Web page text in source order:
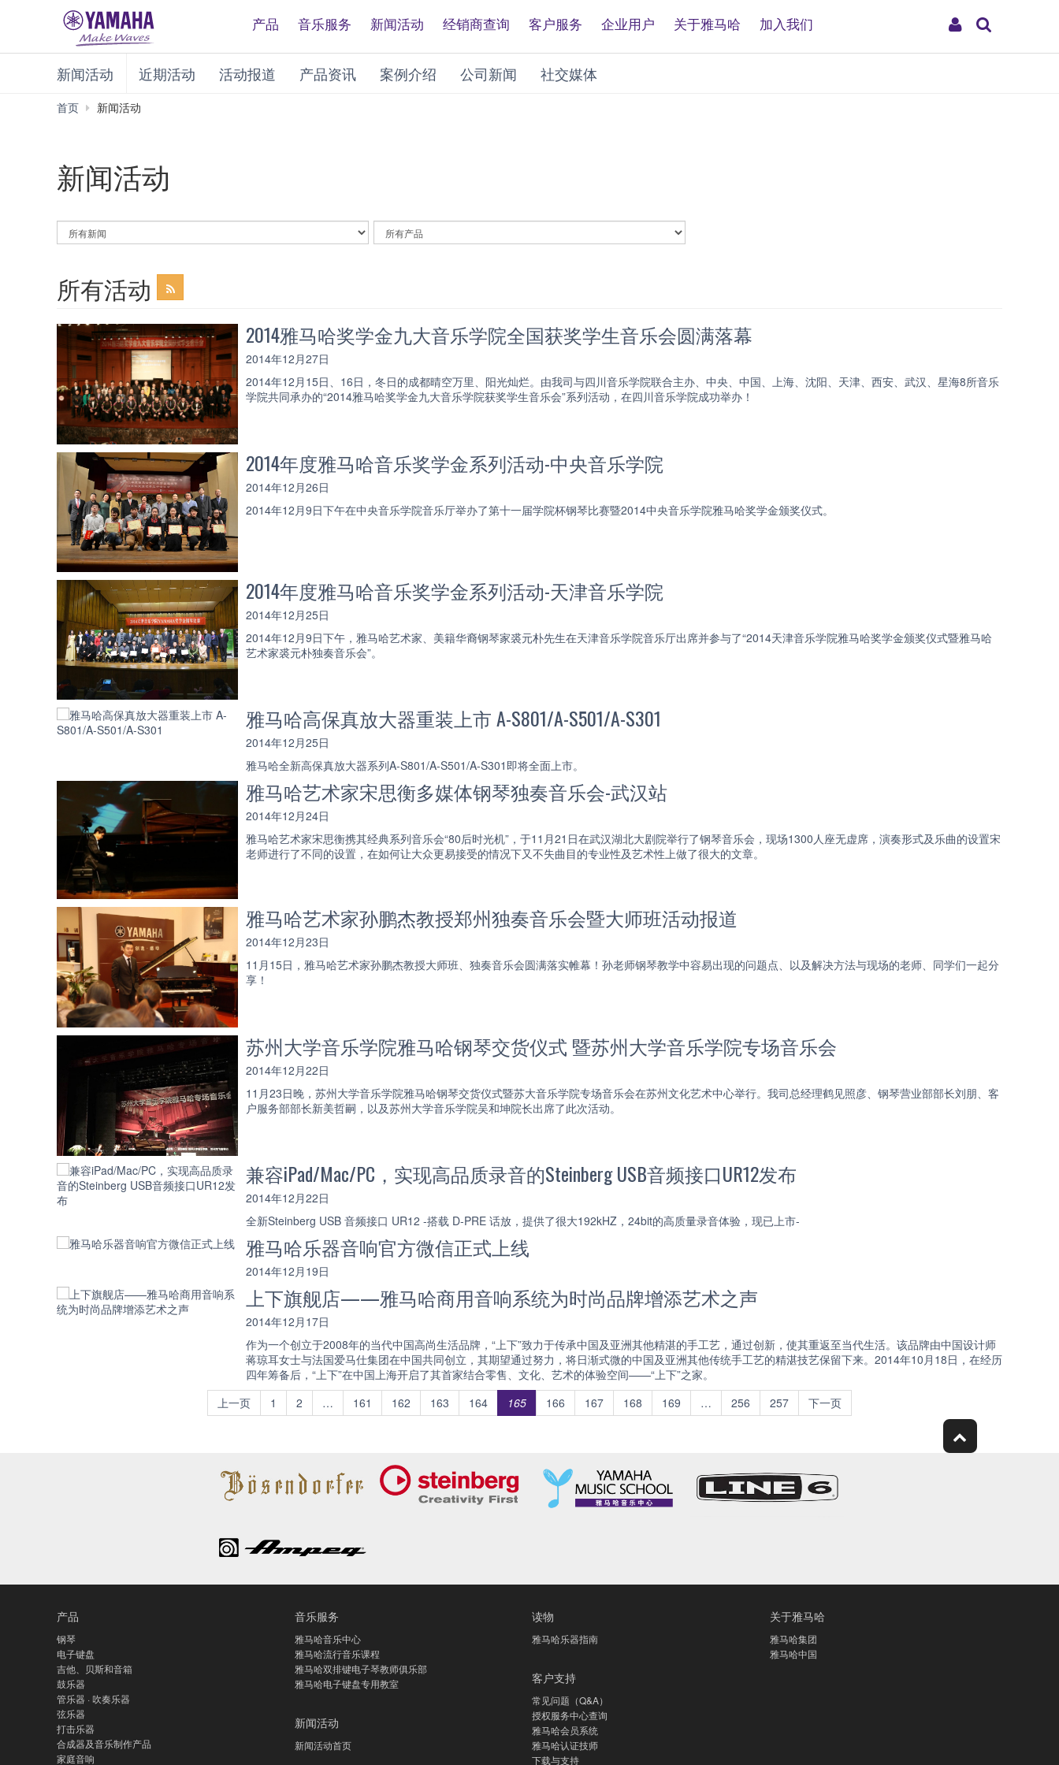
My
产品 音乐服务 新闻活动 经销商查询 客户服务 企业用户 关于雅马哈 加入我们
新闻活动 近期活动 活动报道 产品资讯 案例介绍 公司新闻 社交媒体
首页 新闻活动
新闻活动
By
News
By
Article
所有活动
2014雅马哈奖学金九大音乐学院全国获奖学生音乐会圆满落幕
2014年12月27日
2014年12月15日、16日，冬日的成都晴空万里、阳光灿烂。由我司与四川音乐学院联合主办、中央、中国、上海、沈阳、天津、西安、武汉、星海8所音乐
学院共同承办的“2014雅马哈奖学金九大音乐学院获奖学生音乐会”系列活动，在四川音乐学院成功举办！
2014年度雅马哈音乐奖学金系列活动-中央音乐学院
2014年12月26日
2014年12月9日下午在中央音乐学院音乐厅举办了第十一届学院杯钢琴比赛暨2014中央音乐学院雅马哈奖学金颁奖仪式。
2014年度雅马哈音乐奖学金系列活动-天津音乐学院
2014年12月25日
2014年12月9日下午，雅马哈艺术家、美籍华裔钢琴家裘元朴先生在天津音乐学院音乐厅出席并参与了“2014天津音乐学院雅马哈奖学金颁奖仪式暨雅马哈
艺术家裘元朴独奏音乐会”。
雅马哈高保真放大器重装上市 A-S801/A-S501/A-S301
2014年12月25日
雅马哈全新高保真放大器系列A-S801/A-S501/A-S301即将全面上市。
雅马哈艺术家宋思衡多媒体钢琴独奏音乐会-武汉站
2014年12月24日
雅马哈艺术家宋思衡携其经典系列音乐会“80后时光机”，于11月21日在武汉湖北大剧院举行了钢琴音乐会，现场1300人座无虚席，演奏形式及乐曲的设置宋
老师进行了不同的设置，在如何让大众更易接受的情况下又不失曲目的专业性及艺术性上做了很大的文章。
雅马哈艺术家孙鹏杰教授郑州独奏音乐会暨大师班活动报道
2014年12月23日
11月15日，雅马哈艺术家孙鹏杰教授大师班、独奏音乐会圆满落实帷幕！孙老师钢琴教学中容易出现的问题点、以及解决方法与现场的老师、同学们一起分
享！
苏州大学音乐学院雅马哈钢琴交货仪式 暨苏州大学音乐学院专场音乐会
2014年12月22日
11月23日晚，苏州大学音乐学院雅马哈钢琴交货仪式暨苏大音乐学院专场音乐会在苏州文化艺术中心举行。我司总经理鹤见照彦、钢琴营业部部长刘朋、客
户服务部部长新美哲嗣，以及苏州大学音乐学院吴和坤院长出席了此次活动。
兼容iPad/Mac/PC，实现高品质录音的Steinberg USB音频接口UR12发布
2014年12月22日
全新Steinberg USB 音频接口 UR12 -搭载 D-PRE 话放，提供了很大192kHZ，24bit的高质量录音体验，现已上市-
雅马哈乐器音响官方微信正式上线
2014年12月19日
上下旗舰店——雅马哈商用音响系统为时尚品牌增添艺术之声
2014年12月17日
作为一个创立于2008年的当代中国高尚生活品牌，“上下”致力于传承中国及亚洲其他精湛的手工艺，通过创新，使其重返至当代生活。该品牌由中国设计师
蒋琼耳女士与法国爱马仕集团在中国共同创立，其期望通过努力，将日渐式微的中国及亚洲其他传统手工艺的精湛技艺保留下来。2014年10月18日，在经历
四年筹备后，“上下”在中国上海开启了其首家结合零售、文化、艺术的体验空间——“上下”之家。
上一页
1 2 … 161 162 163 164 165 166 167 168 169 … 256 257 下一页
产品
钢琴
电子键盘
吉他、贝斯和音箱
鼓乐器
管乐器 · 吹奏乐器
弦乐器
打击乐器
合成器及音乐制作产品
家庭音响
音乐服务
雅马哈音乐中心
雅马哈流行音乐课程
雅马哈双排键电子琴教师俱乐部
雅马哈电子键盘专用教室
新闻活动
新闻活动首页
读物
雅马哈乐器指南
客户支持
常见问题（Q&A）
授权服务中心查询
雅马哈会员系统
雅马哈认证技师
下载与支持
关于雅马哈
雅马哈集团
雅马哈中国